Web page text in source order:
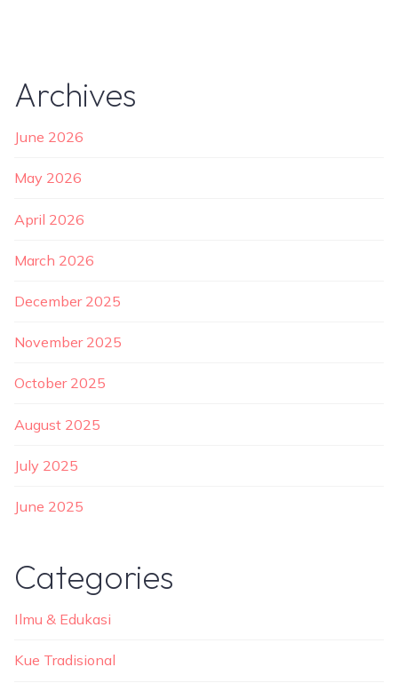
Archives
June 2026
May 2026
April 2026
March 2026
December 2025
November 2025
October 2025
August 2025
July 2025
June 2025
Categories
Ilmu & Edukasi
Kue Tradisional